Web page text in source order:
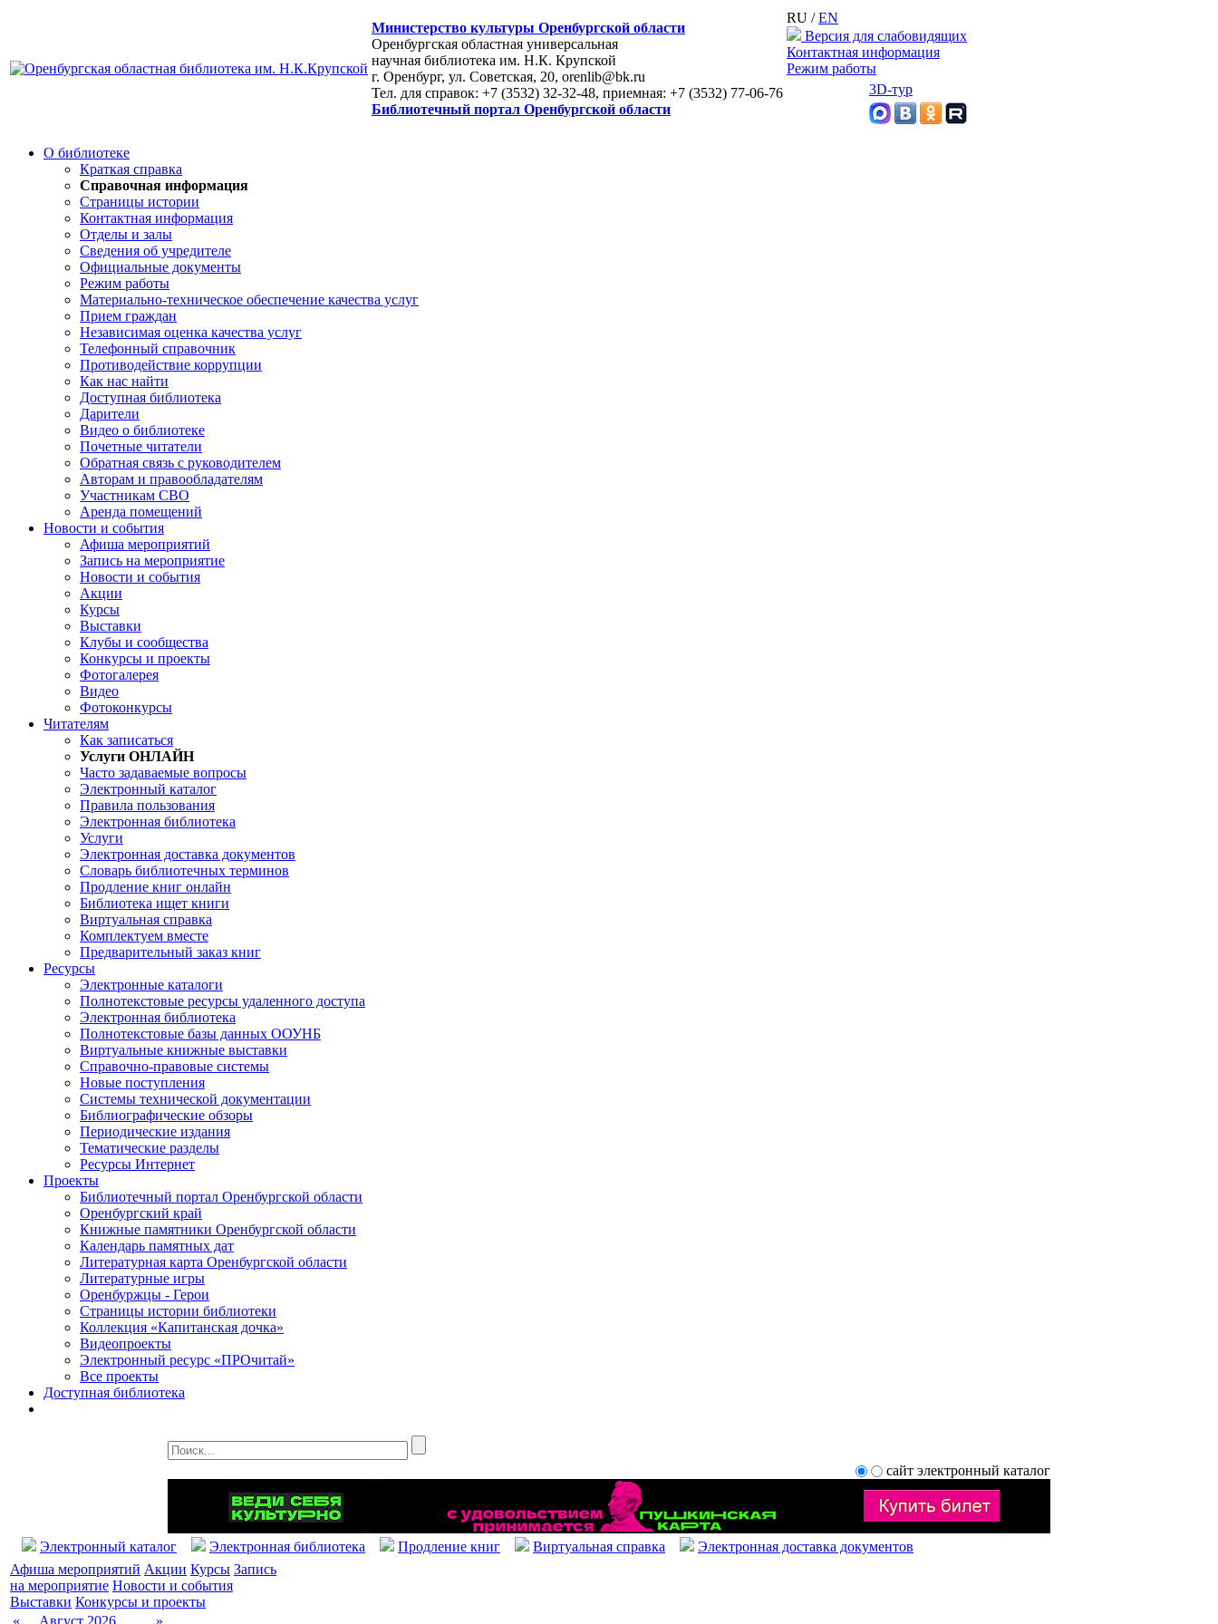
Министерство культуры Оренбургской области
Оренбургская областная универсальная
научная библиотека им. Н.К. Крупской
г. Оренбург, ул. Советская, 20, orenlib@bk.ru
Тел. для справок: +7 (3532) 32-32-48, приемная: +7 (3532) 77-06-76
Библиотечный портал Оренбургской области
RU /EN
Версия для слабовидящих
Контактная информация
Режим работы
3D-тур
О библиотеке
Краткая справка
Справочная информация
Страницы истории
Контактная информация
Отделы и залы
Сведения об учредителе
Официальные документы
Режим работы
Материально-техническое обеспечение качества услуг
Прием граждан
Независимая оценка качества услуг
Телефонный справочник
Противодействие коррупции
Как нас найти
Доступная библиотека
Дарители
Видео о библиотеке
Почетные читатели
Обратная связь с руководителем
Авторам и правообладателям
Участникам СВО
Аренда помещений
Новости и события
Афиша мероприятий
Запись на мероприятие
Новости и события
Акции
Курсы
Выставки
Клубы и сообщества
Конкурсы и проекты
Фотогалерея
Видео
Фотоконкурсы
Читателям
Как записаться
Услуги ОНЛАЙН
Часто задаваемые вопросы
Электронный каталог
Правила пользования
Электронная библиотека
Услуги
Электронная доставка документов
Словарь библиотечных терминов
Продление книг онлайн
Библиотека ищет книги
Виртуальная справка
Комплектуем вместе
Предварительный заказ книг
Ресурсы
Электронные каталоги
Полнотекстовые ресурсы удаленного доступа
Электронная библиотека
Полнотекстовые базы данных ООУНБ
Виртуальные книжные выставки
Справочно-правовые системы
Новые поступления
Cистемы технической документации
Библиографические обзоры
Периодические издания
Тематические разделы
Ресурсы Интернет
Проекты
Библиотечный портал Оренбургской области
Оренбургский край
Книжные памятники Оренбургской области
Календарь памятных дат
Литературная карта Оренбургской области
Литературные игры
Оренбуржцы - Герои
Страницы истории библиотеки
Коллекция «Капитанская дочка»
Видеопроекты
Электронный ресурс «ПРОчитай»
Все проекты
Доступная библиотека
сайт электронный каталог
Электронный каталог Электронная библиотека Продление книг Виртуальная справка
Электронная доставка документов
Афиша мероприятий Акции Курсы Запись
на мероприятие Новости и события
Выставки Конкурсы и проекты
«
Август 2026
»